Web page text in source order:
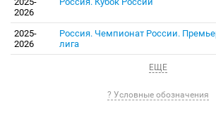
2026
2025-
2026
Россия. Чемпионат России.
лига
ЕЩЕ
? Условные обозначения